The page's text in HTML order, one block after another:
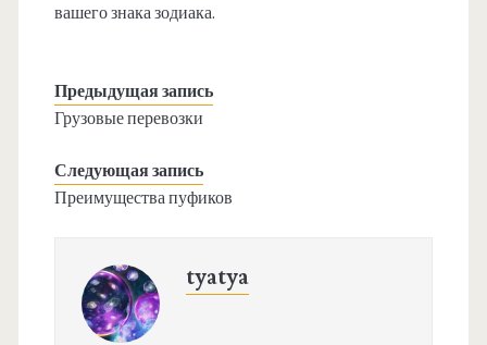
вашего знака зодиака.
Предыдущая запись
Грузовые перевозки
Следующая запись
Преимущества пуфиков
tyatya